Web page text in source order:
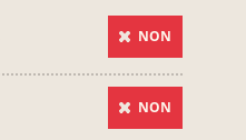
NON
NON